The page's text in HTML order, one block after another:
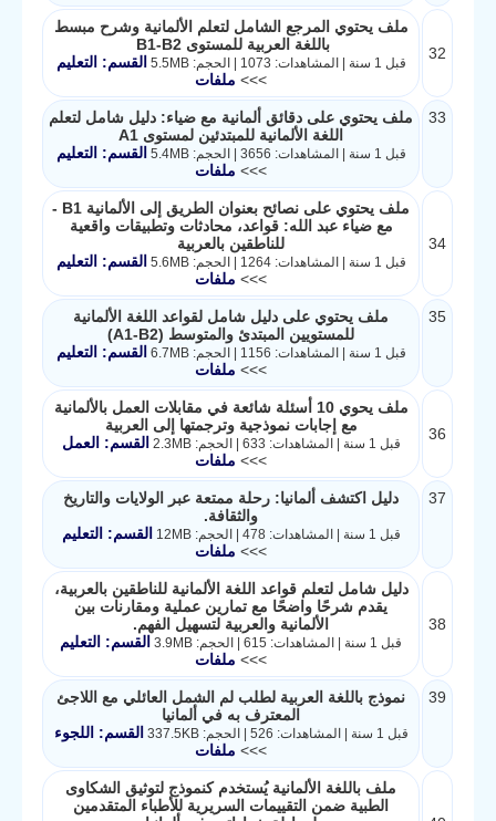
32
ملف يحتوي المرجع الشامل لتعلم الألمانية وشرح مبسط
باللغة العربية للمستوى B1-B2
قبل 1 سنة | المشاهدات: 1073 | الحجم: 5.5MB
القسم: التعليم
>>> ملفات
33
ملف يحتوي على دقائق ألمانية مع ضياء: دليل شامل لتعلم
اللغة الألمانية للمبتدئين لمستوى A1
قبل 1 سنة | المشاهدات: 3656 | الحجم: 5.4MB
القسم: التعليم
>>> ملفات
34
ملف يحتوي على نصائح بعنوان الطريق إلى الألمانية B1 -
مع ضياء عبد الله: قواعد، محادثات وتطبيقات واقعية
للناطقين بالعربية
قبل 1 سنة | المشاهدات: 1264 | الحجم: 5.6MB
القسم: التعليم
>>> ملفات
35
ملف يحتوي على دليل شامل لقواعد اللغة الألمانية
للمستويين المبتدئ والمتوسط (A1-B2)
قبل 1 سنة | المشاهدات: 1156 | الحجم: 6.7MB
القسم: التعليم
>>> ملفات
36
ملف يحوي 10 أسئلة شائعة في مقابلات العمل بالألمانية
مع إجابات نموذجية وترجمتها إلى العربية
قبل 1 سنة | المشاهدات: 633 | الحجم: 2.3MB
القسم: العمل
>>> ملفات
37
دليل اكتشف ألمانيا: رحلة ممتعة عبر الولايات والتاريخ
والثقافة.
قبل 1 سنة | المشاهدات: 478 | الحجم: 12MB
القسم: التعليم
>>> ملفات
38
دليل شامل لتعلم قواعد اللغة الألمانية للناطقين بالعربية،
يقدم شرحًا واضحًا مع تمارين عملية ومقارنات بين
الألمانية والعربية لتسهيل الفهم.
قبل 1 سنة | المشاهدات: 615 | الحجم: 3.9MB
القسم: التعليم
>>> ملفات
39
نموذج باللغة العربية لطلب لم الشمل العائلي مع اللاجئ
المعترف به في ألمانيا
قبل 1 سنة | المشاهدات: 526 | الحجم: 337.5KB
القسم: اللجوء
>>> ملفات
ملف باللغة الألمانية يُستخدم كنموذج لتوثيق الشكاوى
الطبية ضمن التقييمات السريرية للأطباء المتقدمين